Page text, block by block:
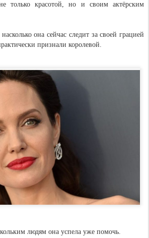
только красотой, но и своим актёрским
она сейчас следит за своей грацией
признали королевой.
людям она успела уже помочь.